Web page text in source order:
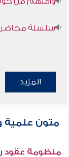
سلسلة محاضرات
المزيد
متون
منظومة عقود